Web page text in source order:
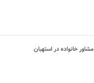
مشاور خانواده در استهبان